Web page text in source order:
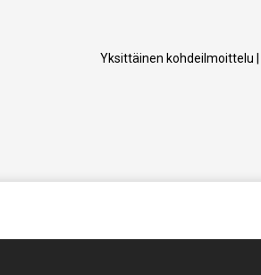
Yksittäinen kohdeilmoittelu